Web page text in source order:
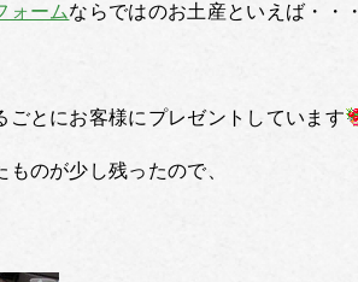
ォームならではのお土産といえば・・・
ごとにお客様にプレゼントしています
のが少し残ったので、